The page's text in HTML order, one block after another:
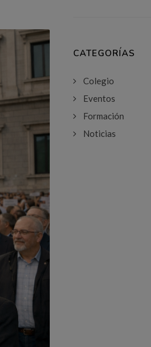
CATEGORÍAS
Colegio
Eventos
Formación
Noticias